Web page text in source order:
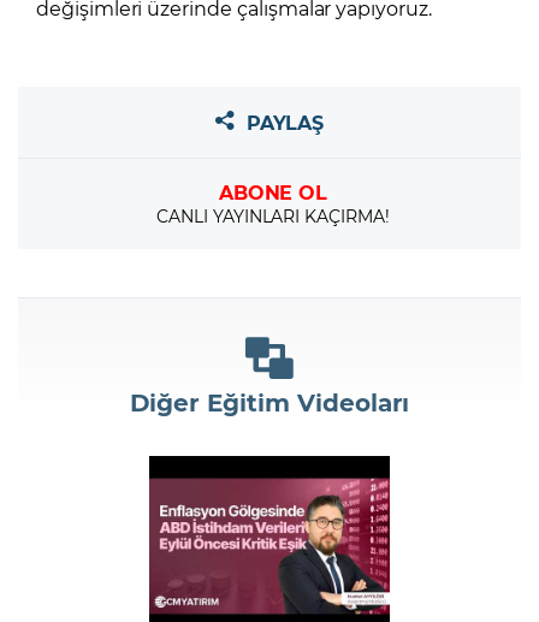
değişimleri üzerinde çalışmalar yapıyoruz.
PAYLAŞ
ABONE OL
CANLI YAYINLARI KAÇIRMA!
Diğer Eğitim Videoları